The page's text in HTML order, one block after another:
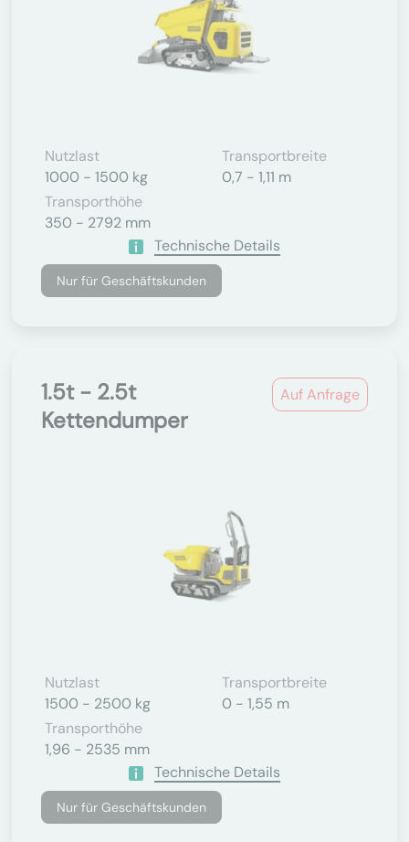
Nutzlast
1000 - 1500 kg
Transportbreite
0,7 - 1,11 m
Transporthöhe
350 - 2792 mm
Technische Details
Nur für Geschäftskunden
Auf Anfrage
1.5t - 2.5t
Kettendumper
Nutzlast
1500 - 2500 kg
Transportbreite
0 - 1,55 m
Transporthöhe
1,96 - 2535 mm
Technische Details
Nur für Geschäftskunden